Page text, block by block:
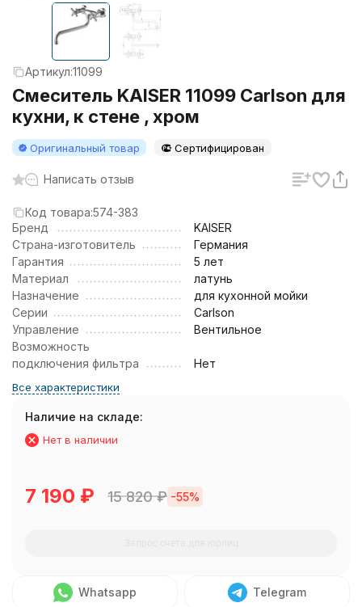
Артикул:11099
Смеситель KAISER 11099 Carlson для
кухни, к стене , хром
Оригинальный товар Сертифицирован
Написать отзыв
Код товара:574-383
Бренд
KAISER
Страна-изготовитель
Германия
Гарантия
5 лет
Материал
латунь
Назначение
для кухонной мойки
Серии
Carlson
Управление
Вентильное
Возможность
подключения фильтра
Нет
Все характеристики
Наличие на складе:
Нет в наличии
7 190 ₽ 15 820₽ -55%
Whatsapp Telegram